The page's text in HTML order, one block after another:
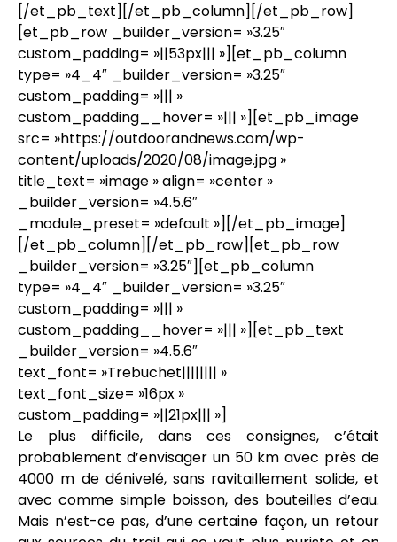
[/et_pb_text][/et_pb_column][/et_pb_row]
[et_pb_row _builder_version= »3.25″
custom_padding= »||53px||| »][et_pb_column
type= »4_4″ _builder_version= »3.25″
custom_padding= »||| »
custom_padding__hover= »||| »][et_pb_image
src= »https://outdoorandnews.com/wp-
content/uploads/2020/08/image.jpg »
title_text= »image » align= »center »
_builder_version= »4.5.6″
_module_preset= »default »][/et_pb_image]
[/et_pb_column][/et_pb_row][et_pb_row
_builder_version= »3.25″][et_pb_column
type= »4_4″ _builder_version= »3.25″
custom_padding= »||| »
custom_padding__hover= »||| »][et_pb_text
_builder_version= »4.5.6″
text_font= »Trebuchet|||||||| »
text_font_size= »16px »
custom_padding= »||21px||| »]
Le plus difficile, dans ces consignes, c’était
probablement d’envisager un 50 km avec près de
4000 m de dénivelé, sans ravitaillement solide, et
avec comme simple boisson, des bouteilles d’eau.
Mais n’est-ce pas, d’une certaine façon, un retour